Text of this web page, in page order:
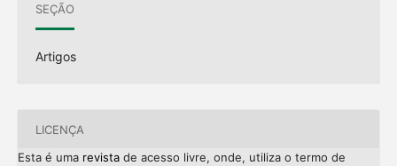
SEÇÃO
Artigos
LICENÇA
Esta é uma revistade acesso livre, onde, utiliza o termo de